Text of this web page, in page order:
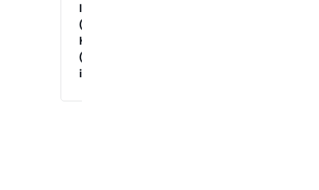
Instruktør
(Tirsdag
Kveld)
(Drop-
in)